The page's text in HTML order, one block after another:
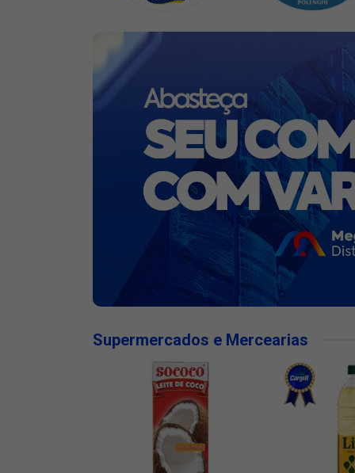
Supermercados e Mercearias